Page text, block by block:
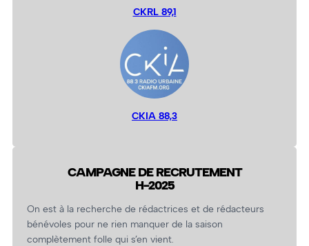
CKRL 89,1
CKIA 88,3
CAMPAGNE DE RECRUTEMENT
H-2025
On est à la recherche de rédactrices et de rédacteurs
bénévoles pour ne rien manquer de la saison
complètement folle qui s’en vient.